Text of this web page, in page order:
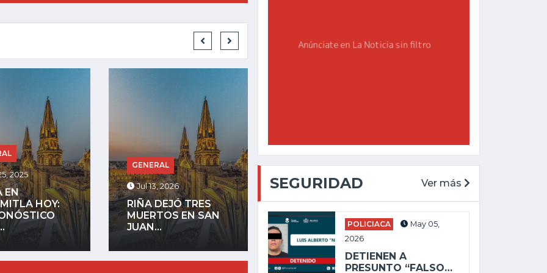
2026
TRES
EN SAN
GENERAL
Jul 27, 2025
LA COMUNIDAD
INDÍGENA DE
MEZQUITÁN
ADVIERTE QUE...
CHAPALA
ALEJANDRO
AGUIRRE LLEVA
DESORDEN Y
DERROCHE A...
GENERAL
Feb 19, 2026
ENVÍAN A PRISIÓN
A PRESUNTO
SEGURIDAD Ver más
POLICIACA
May 05,
2026
DETIENEN A
PRESUNTO “FALSO…